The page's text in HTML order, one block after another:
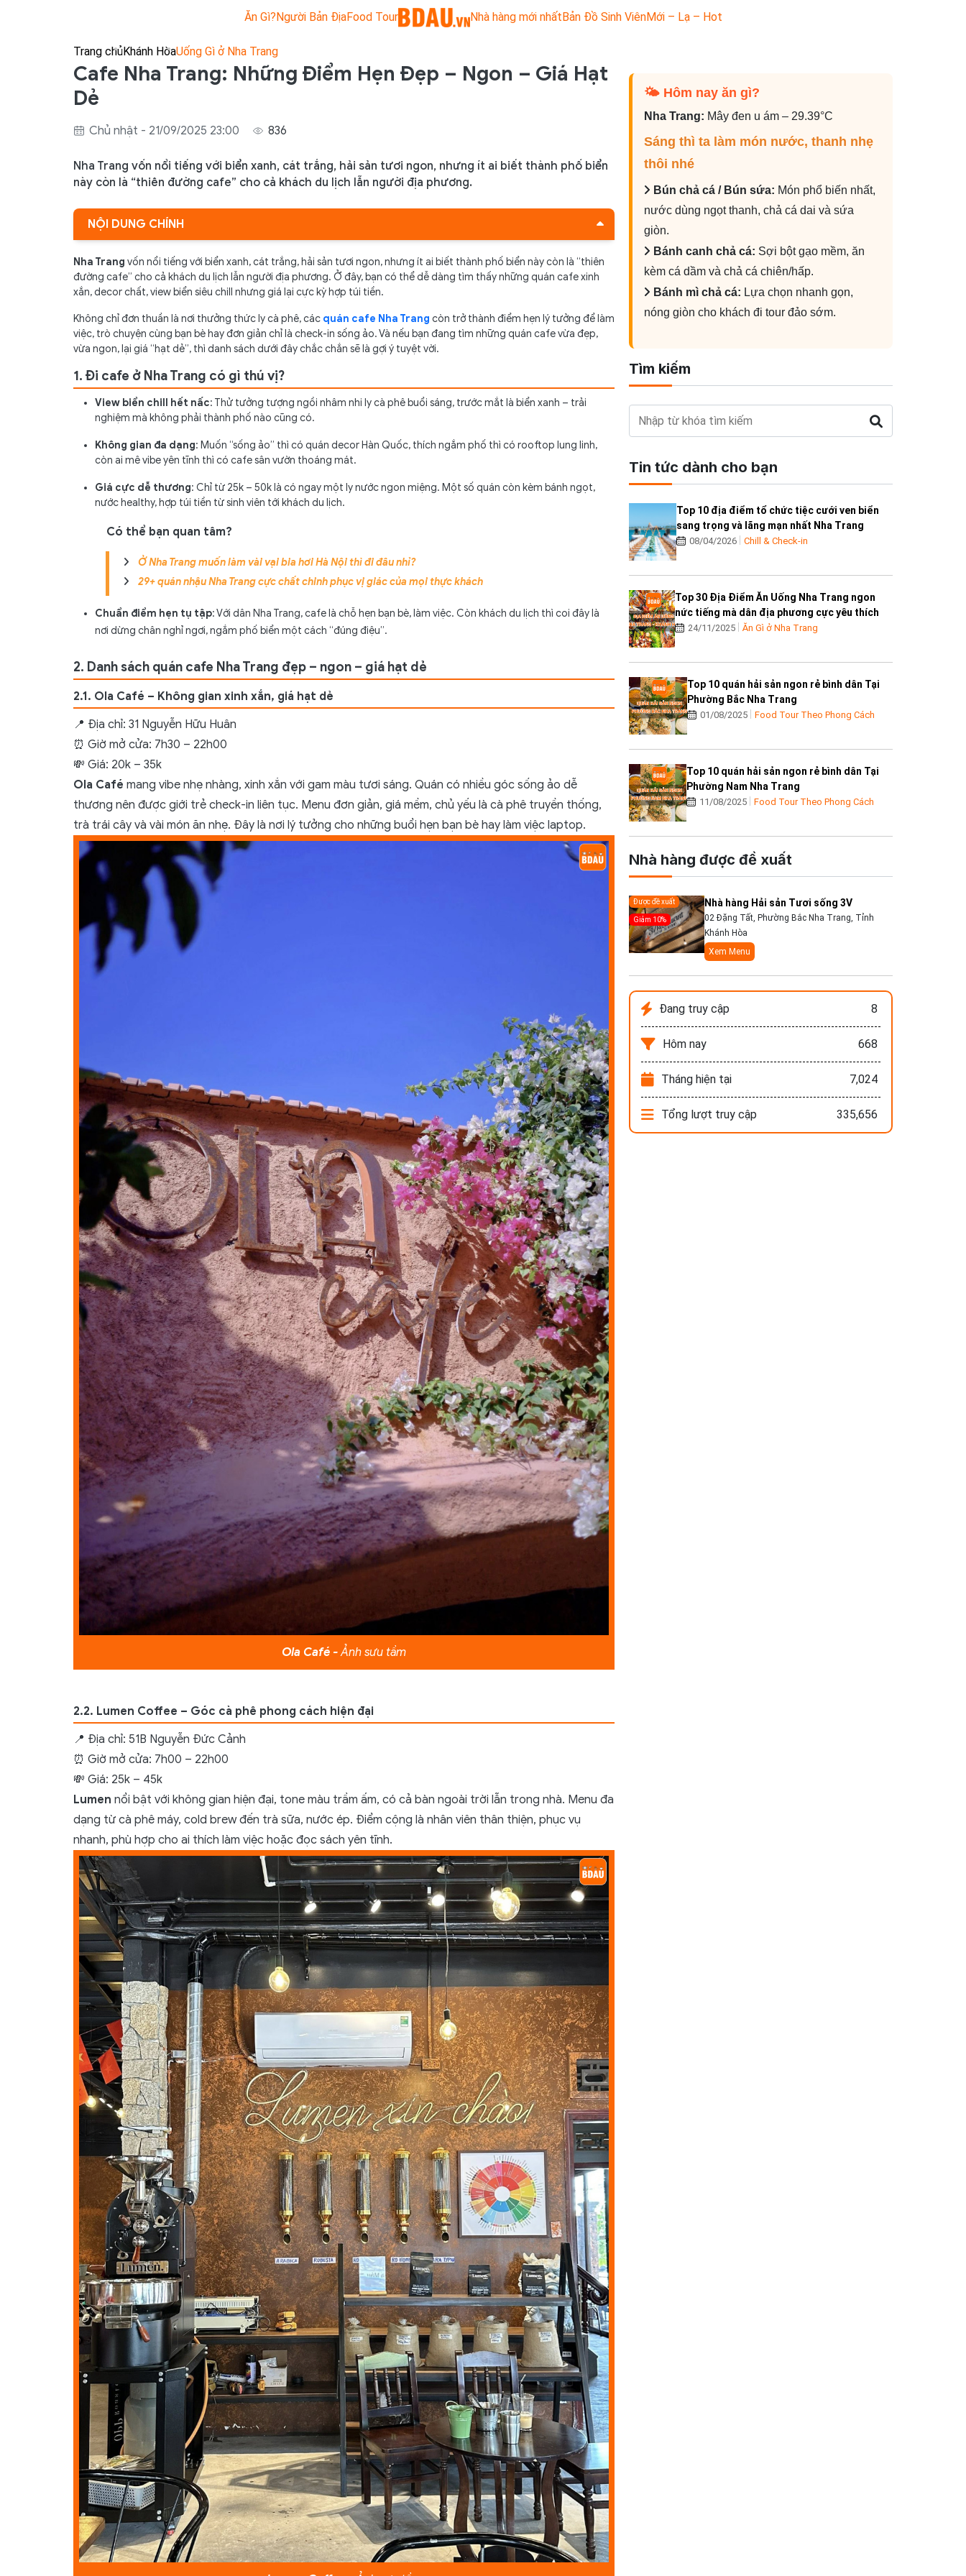
Ăn Gì?Người Bản ĐịaFood Tour Nhà hàng mới nhấtBản Đồ Sinh ViênMới – Lạ – Hot
Trang chủKhánh HòaUống Gì ở Nha Trang
Cafe Nha Trang: Những Điểm Hẹn Đẹp – Ngon – Giá Hạt
Dẻ
Chủ nhật - 21/09/2025 23:00 836
Nha Trang vốn nổi tiếng với biển xanh, cát trắng, hải sản tươi ngon, nhưng ít ai biết thành phố biển
này còn là “thiên đường cafe” cho cả khách du lịch lẫn người địa phương.
NỘI DUNG CHÍNH
1. Đi cafe ở Nha Trang có gì thú vị?
2. Danh sách quán cafe Nha Trang đẹp – ngon – giá hạt dẻ
2.2. Lumen Coffee – Góc cà phê phong cách hiện đại
2.3. Chốn Bình Yên – Cafe trên cao ngắm trọn Nha Trang
2.4. AN Café – Quán nhỏ ấm cúng giữa lòng phố
2.5. Hoa Đồng Nội – Quán cafe hoa lá giữa lòng phố
2.6. Vũ Garden – Không gian sân vườn rộng rãi
2.8. Gác de.art - Quán cafe nghệ thuật
2.10. Tiệm Cà Phê – Góc nhỏ xưa cũ
2.12. Cafe Hoàng Tuấn – View biển Hòn Chồng
Nha Trang vốn nổi tiếng với biển xanh, cát trắng, hải sản tươi ngon, nhưng ít ai biết thành phố biển này còn là “thiên
đường cafe” cho cả khách du lịch lẫn người địa phương. Ở đây, bạn có thể dễ dàng tìm thấy những quán cafe xinh
xắn, decor chất, view biển siêu chill nhưng giá lại cực kỳ hợp túi tiền.
Không chỉ đơn thuần là nơi thưởng thức ly cà phê, các quán cafe Nha Trang còn trở thành điểm hẹn lý tưởng để làm
việc, trò chuyện cùng bạn bè hay đơn giản chỉ là check-in sống ảo. Và nếu bạn đang tìm những quán cafe vừa đẹp,
vừa ngon, lại giá “hạt dẻ”, thì danh sách dưới đây chắc chắn sẽ là gợi ý tuyệt vời.
1. Đi cafe ở Nha Trang có gì thú vị?
View biển chill hết nấc: Thử tưởng tượng ngồi nhâm nhi ly cà phê buổi sáng, trước mắt là biển xanh – trải
nghiệm mà không phải thành phố nào cũng có.
Không gian đa dạng: Muốn “sống ảo” thì có quán decor Hàn Quốc, thích ngắm phố thì có rooftop lung linh,
còn ai mê vibe yên tĩnh thì có cafe sân vườn thoáng mát.
Giá cực dễ thương: Chỉ từ 25k – 50k là có ngay một ly nước ngon miệng. Một số quán còn kèm bánh ngọt,
nước healthy, hợp túi tiền từ sinh viên tới khách du lịch.
Có thể bạn quan tâm?
Ở Nha Trang muốn làm vài vại bia hơi Hà Nội thì đi đâu nhỉ?
29+ quán nhậu Nha Trang cực chất chinh phục vị giác của mọi thực khách
Chuẩn điểm hẹn tụ tập: Với dân Nha Trang, cafe là chỗ hẹn bạn bè, làm việc. Còn khách du lịch thì coi đây là
nơi dừng chân nghỉ ngơi, ngắm phố biển một cách “đúng điệu”.
2. Danh sách quán cafe Nha Trang đẹp – ngon – giá hạt dẻ
2.1. Ola Café – Không gian xinh xắn, giá hạt dẻ
📍 Địa chỉ: 31 Nguyễn Hữu Huân
⏰ Giờ mở cửa: 7h30 – 22h00
💸 Giá: 20k – 35k
Ola Café mang vibe nhẹ nhàng, xinh xắn với gam màu tươi sáng. Quán có nhiều góc sống ảo dễ
thương nên được giới trẻ check-in liên tục. Menu đơn giản, giá mềm, chủ yếu là cà phê truyền thống,
trà trái cây và vài món ăn nhẹ. Đây là nơi lý tưởng cho những buổi hẹn bạn bè hay làm việc laptop.
Ola Café -Ảnh sưu tầm
2.2. Lumen Coffee – Góc cà phê phong cách hiện đại
📍 Địa chỉ: 51B Nguyễn Đức Cảnh
⏰ Giờ mở cửa: 7h00 – 22h00
💸 Giá: 25k – 45k
Lumen nổi bật với không gian hiện đại, tone màu trầm ấm, có cả bàn ngoài trời lẫn trong nhà. Menu đa
dạng từ cà phê máy, cold brew đến trà sữa, nước ép. Điểm cộng là nhân viên thân thiện, phục vụ
nhanh, phù hợp cho ai thích làm việc hoặc đọc sách yên tĩnh.
🌤 Hôm nay ăn gì?️
Nha Trang: Mây đen u ám – 29.39°C
Sáng thì ta làm món nước, thanh nhẹ
thôi nhé
Bún chả cá / Bún sứa: Món phổ biến nhất,
nước dùng ngọt thanh, chả cá dai và sứa
giòn.
Bánh canh chả cá: Sợi bột gạo mềm, ăn
kèm cá dầm và chả cá chiên/hấp.
Bánh mì chả cá: Lựa chọn nhanh gọn,
nóng giòn cho khách đi tour đảo sớm.
Tìm kiếm
Tin tức dành cho bạn
Top 10 địa điểm tổ chức tiệc cưới ven biển
sang trọng và lãng mạn nhất Nha Trang
08/04/2026 Chill & Check-in
Top 30 Địa Điểm Ăn Uống Nha Trang ngon
nức tiếng mà dân địa phương cực yêu thích
24/11/2025 Ăn Gì ở Nha Trang
Top 10 quán hải sản ngon rẻ bình dân Tại
Phường Bắc Nha Trang
01/08/2025 Food Tour Theo Phong Cách
Top 10 quán hải sản ngon rẻ bình dân Tại
Phường Nam Nha Trang
11/08/2025 Food Tour Theo Phong Cách
Nhà hàng được đề xuất
Được đề xuất
Giảm 10%
Nhà hàng Hải sản Tươi sống 3V
02 Đặng Tất, Phường Bắc Nha Trang, Tỉnh
Khánh Hòa
Xem Menu
Đang truy cập 8
Hôm nay 668
Tháng hiện tại 7,024
Tổng lượt truy cập 335,656